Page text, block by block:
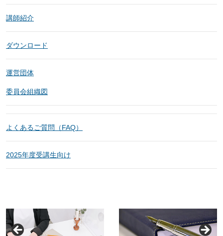
講師紹介
ダウンロード
運営団体
委員会組織図
よくあるご質問（FAQ）
2025年度受講生向け